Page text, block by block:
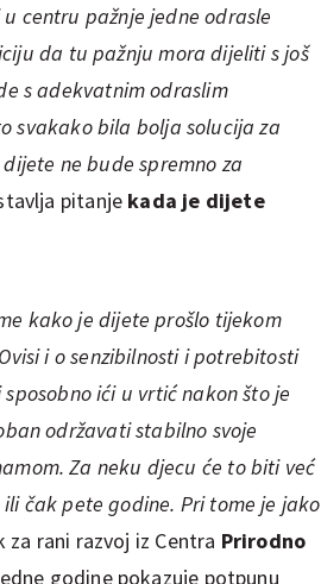
centru pažnje jedne odrasle
da tu pažnju mora dijeliti s još
s adekvatnim odraslim
svakako bila bolja solucija za
ne bude spremno za
pitanje kada je dijete
kako je dijete prošlo tijekom
i o senzibilnosti i potrebitosti
ići u vrtić nakon što je
održavati stabilno svoje
Za neku djecu će to biti već
čak pete godine. Pri tome je jako
za rani razvoj iz Centra Prirodno
godine pokazuje potpunu